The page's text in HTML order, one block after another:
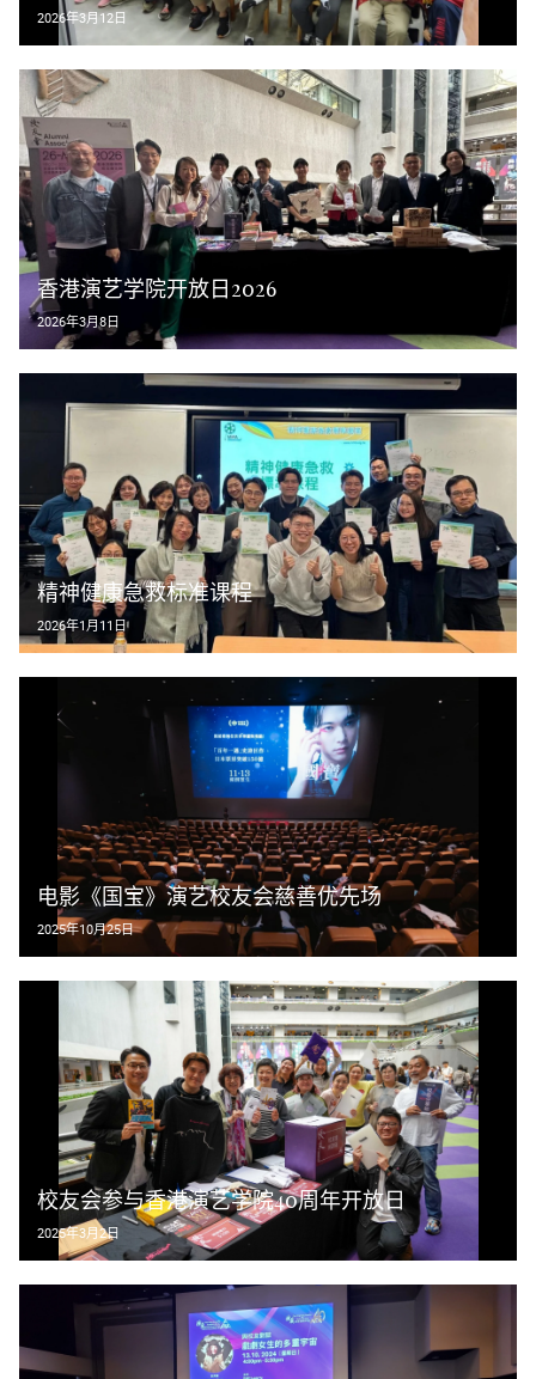
2026年3月12日
香港演艺学院开放日2026
2026年3月8日
精神健康急救标准课程
2026年1月11日
电影《国宝》演艺校友会慈善优先场
2025年10月25日
校友会参与香港演艺学院40周年开放日
2025年3月2日